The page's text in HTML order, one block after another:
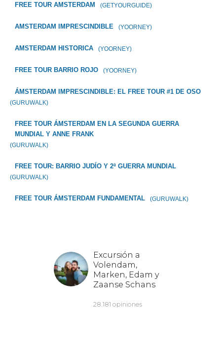
FREE TOUR AMSTERDAM (GETYOURGUIDE)
AMSTERDAM IMPRESCINDIBLE (YOORNEY)
AMSTERDAM HISTORICA (YOORNEY)
FREE TOUR BARRIO ROJO (YOORNEY)
ÁMSTERDAM IMPRESCINDIBLE: EL FREE TOUR #1 DE OSO
(GURUWALK)
FREE TOUR ÁMSTERDAM EN LA SEGUNDA GUERRA
MUNDIAL Y ANNE FRANK
(GURUWALK)
FREE TOUR: BARRIO JUDÍO Y 2ª GUERRA MUNDIAL
(GURUWALK)
FREE TOUR ÁMSTERDAM FUNDAMENTAL (GURUWALK)